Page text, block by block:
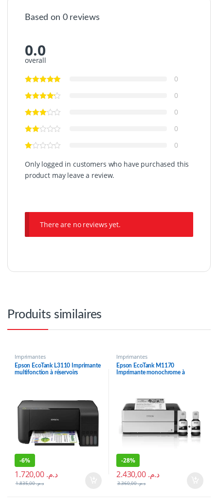
Based on 0 reviews
0.0
overall
0
0
0
0
0
Only logged in customers who have purchased this
product may leave a review.
There are no reviews yet.
Produits similaires
Imprimantes
Epson EcoTank L3110 Imprimante
multifonction à réservoirs
-6%
د.م. 1.720,00
د.م.1.835,00
Imprimantes
Epson EcoTank M1170
Imprimante monochrome à
-28%
د.م. 2.430,00
د.م.3.360,00